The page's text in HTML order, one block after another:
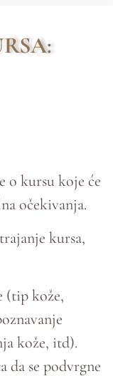
o kursu koje će
očekivanja.
kursa,
(tip kože,
kože, itd).
da se podvrgne